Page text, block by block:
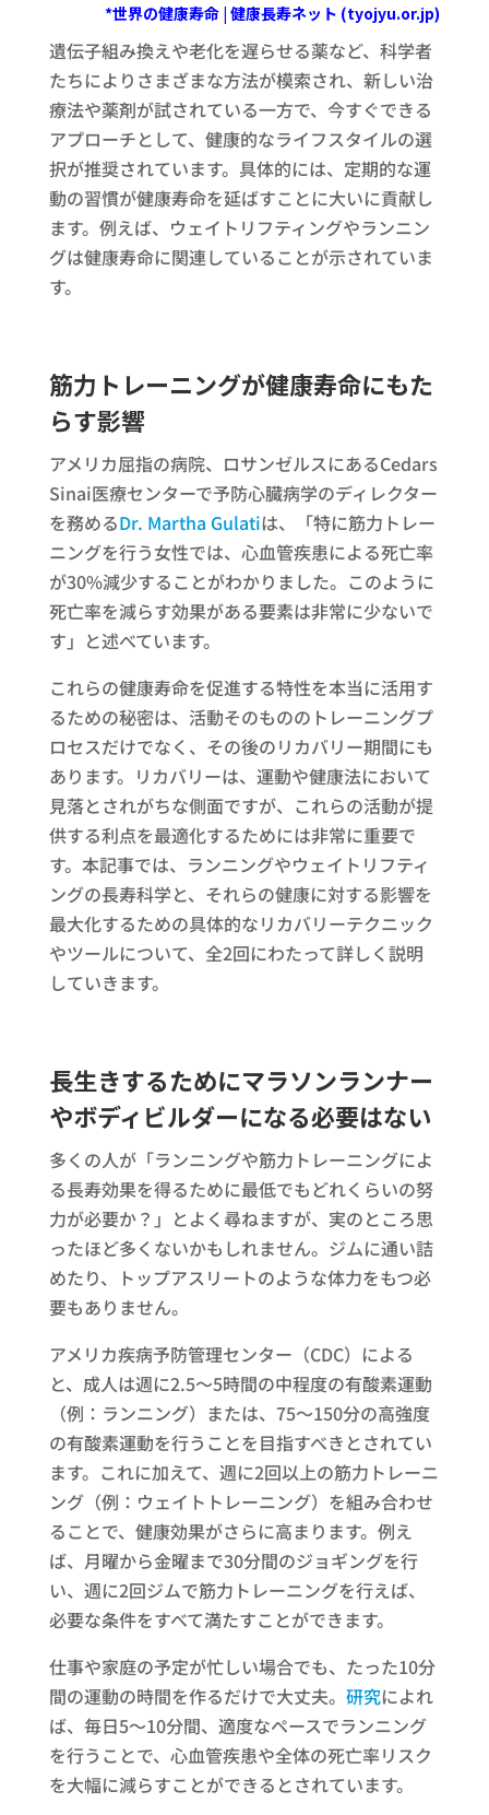
*世界の健康寿命 | 健康長寿ネット (tyojyu.or.jp)
遺伝子組み換えや老化を遅らせる薬など、科学者
たちによりさまざまな方法が模索され、新しい治
療法や薬剤が試されている一方で、今すぐできる
アプローチとして、健康的なライフスタイルの選
択が推奨されています。具体的には、定期的な運
動の習慣が健康寿命を延ばすことに大いに貢献し
ます。例えば、ウェイトリフティングやランニン
グは健康寿命に関連していることが示されていま
す。
筋力トレーニングが健康寿命にもた
らす影響
アメリカ屈指の病院、ロサンゼルスにあるCedars
Sinai医療センターで予防心臓病学のディレクター
を務めるDr. Martha Gulatiは、「特に筋力トレー
ニングを行う女性では、心血管疾患による死亡率
が30%減少することがわかりました。このように
死亡率を減らす効果がある要素は非常に少ないで
す」と述べています。
これらの健康寿命を促進する特性を本当に活用す
るための秘密は、活動そのもののトレーニングプ
ロセスだけでなく、その後のリカバリー期間にも
あります。リカバリーは、運動や健康法において
見落とされがちな側面ですが、これらの活動が提
供する利点を最適化するためには非常に重要で
す。本記事では、ランニングやウェイトリフティ
ングの長寿科学と、それらの健康に対する影響を
最大化するための具体的なリカバリーテクニック
やツールについて、全2回にわたって詳しく説明
していきます。
長生きするためにマラソンランナー
やボディビルダーになる必要はない
多くの人が「ランニングや筋力トレーニングによ
る長寿効果を得るために最低でもどれくらいの努
力が必要か？」とよく尋ねますが、実のところ思
ったほど多くないかもしれません。ジムに通い詰
めたり、トップアスリートのような体力をもつ必
要もありません。
アメリカ疾病予防管理センター（CDC）による
と、成人は週に2.5〜5時間の中程度の有酸素運動
（例：ランニング）または、75〜150分の高強度
の有酸素運動を行うことを目指すべきとされてい
ます。これに加えて、週に2回以上の筋力トレーニ
ング（例：ウェイトトレーニング）を組み合わせ
ることで、健康効果がさらに高まります。例え
ば、月曜から金曜まで30分間のジョギングを行
い、週に2回ジムで筋力トレーニングを行えば、
必要な条件をすべて満たすことができます。
仕事や家庭の予定が忙しい場合でも、たった10分
間の運動の時間を作るだけで大丈夫。 研究によれ
ば、毎日5〜10分間、適度なペースでランニング
を行うことで、心血管疾患や全体の死亡率リスク
を大幅に減らすことができるとされています。